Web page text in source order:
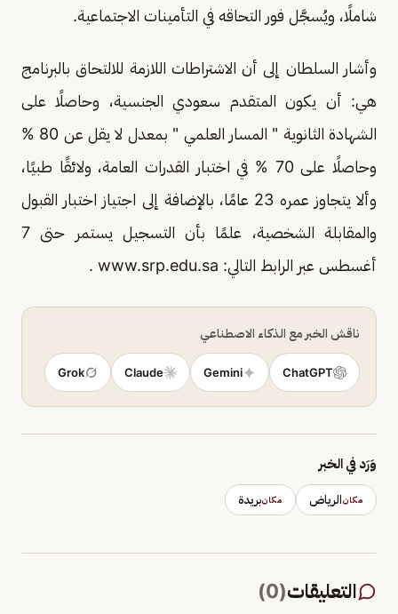
شاملًا، ويُسجَّل فور التحاقه في التأمينات الاجتماعية.
وأشار السلطان إلى أن الاشتراطات اللازمة للالتحاق بالبرنامج
هي: أن يكون المتقدم سعودي الجنسية، وحاصلًا على
الشهادة الثانوية " المسار العلمي " بمعدل لا يقل عن 80 %
وحاصلًا على 70 % في اختبار القدرات العامة، ولائقًا طبيًا،
وألا يتجاوز عمره 23 عامًا، بالإضافة إلى اجتياز اختبار القبول
والمقابلة الشخصية، علمًا بأن التسجيل يستمر حتى 7
أغسطس عبر الرابط التالي: www.srp.edu.sa .
ناقش الخبر مع الذكاء الاصطناعي
ChatGPT
Gemini
Claude
Grok
وَرَد في الخبر
مكانالرياض مكانبريدة
التعليقات(
0
)